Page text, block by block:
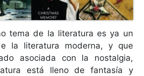
tema de la literatura es ya un
la literatura moderna, y que
asociada con la nostalgia,
está lleno de fantasía y